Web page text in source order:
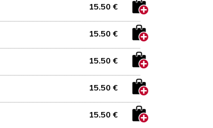
15.50 €
15.50 €
15.50 €
15.50 €
15.50 €